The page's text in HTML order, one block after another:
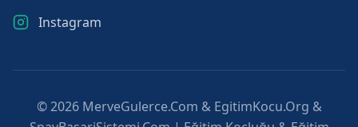
Instagram
© 2026 MerveGulerce.Com & EgitimKocu.Org &